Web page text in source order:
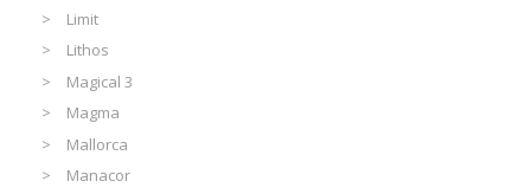
Limit
Lithos
Magical 3
Magma
Mallorca
Manacor